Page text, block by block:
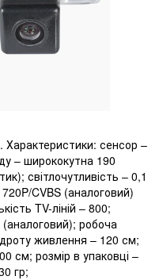
сенсор –
– ширококутна 190
світлочутливість – 0,1
CVBS (аналоговий)
TV-ліній – 800;
(аналоговий); робоча
живлення – 120 см;
см; розмір в упаковці –
гр;